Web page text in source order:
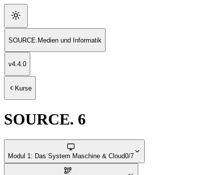
SOURCE Medien und Informatik
v4.4.0
Kurse
SOURCE. 6
Modul 1: Das System Maschine & Cloud0/7